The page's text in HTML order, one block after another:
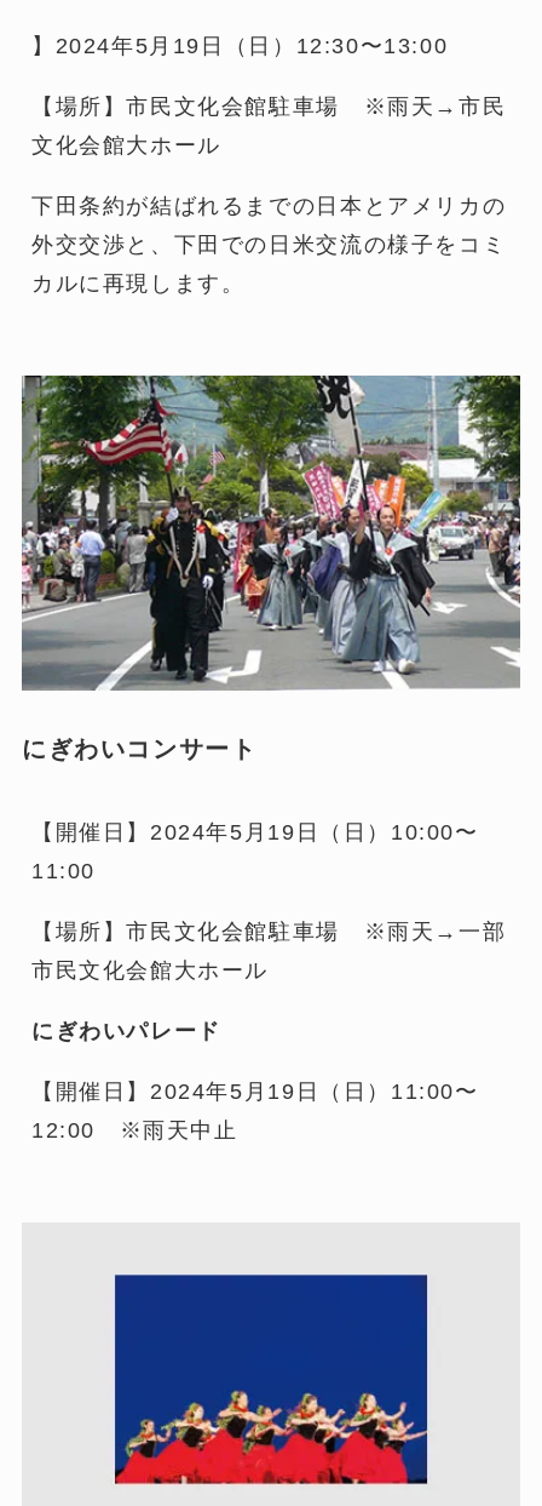
】2024年5月19日（日）12:30〜13:00
【場所】市民文化会館駐車場 ※雨天→市民
文化会館大ホール
​下田条約が結ばれるまでの日本とアメリカの
外交交渉と、下田での日米交流の様子をコミ
カルに再現します。
にぎわいコンサート
【開催日】2024年5月19日（日）10:00〜
11:00
【場所】市民文化会館駐車場 ※雨天→一部
市民文化会館大ホール
にぎわいパレード
【開催日】2024年5月19日（日）11:00〜
12:00 ※雨天中止